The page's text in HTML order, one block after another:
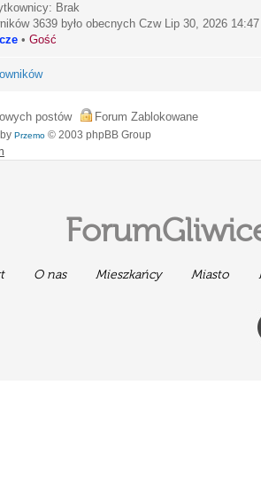
Brak
3639 było obecnych Czw Lip 30, 2026 14:47
• Gość
postów Forum Zablokowane
Przemo © 2003 phpBB Group
O nas Mieszkańcy Miasto